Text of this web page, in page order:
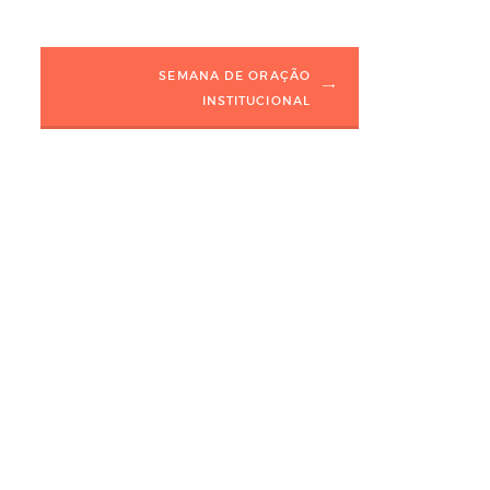
SEMANA DE ORAÇÃO
INSTITUCIONAL